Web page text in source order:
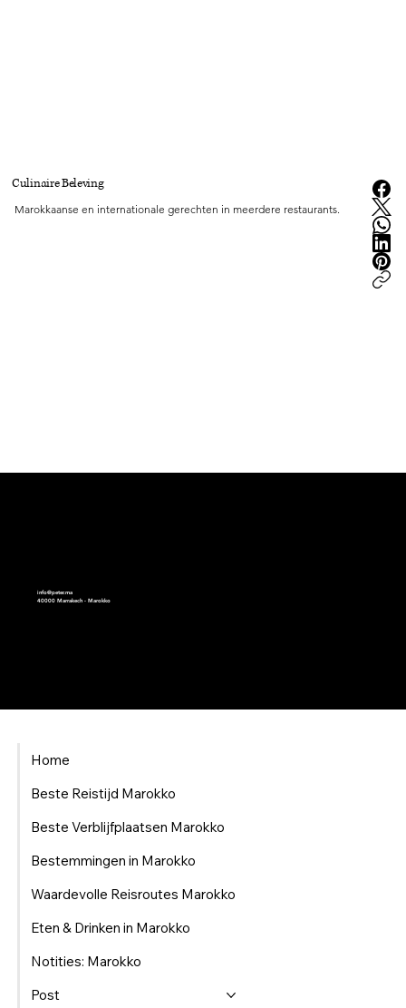
Culinaire Beleving
Marokkaanse en internationale gerechten in meerdere restaurants.
info@peter.ma
40000 Marrakech - Marokko
Home
Beste Reistijd Marokko
Beste Verblijfplaatsen Marokko
Bestemmingen in Marokko
Waardevolle Reisroutes Marokko
Eten & Drinken in Marokko
Notities: Marokko
Post